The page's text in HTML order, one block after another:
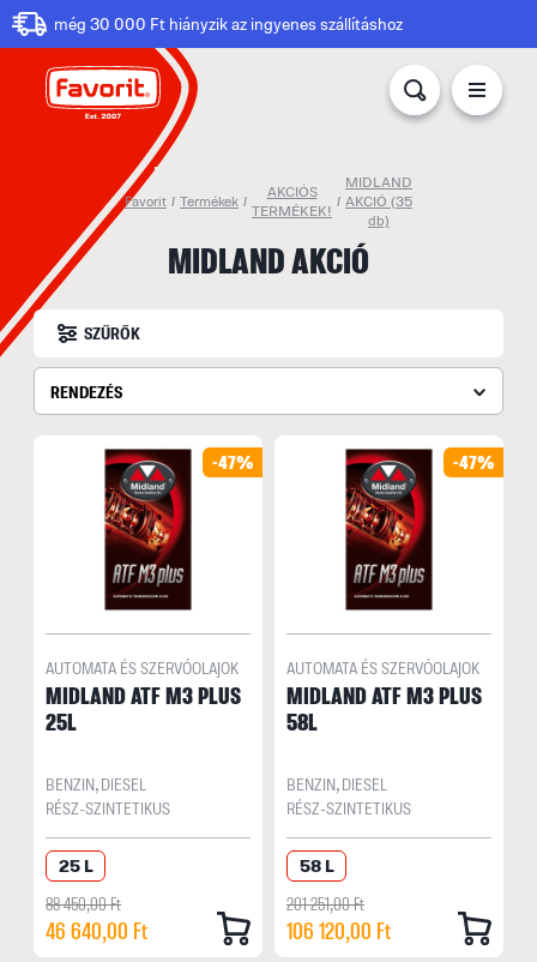
még 30 000 Ft hiányzik az ingyenes szállításhoz
Favorit / Termékek /
AKCIÓS
TERMÉKEK!
/
MIDLAND
AKCIÓ (35
db)
MIDLAND AKCIÓ
SZŰRŐK
RENDEZÉS
-47%
AUTOMATA ÉS SZERVÓOLAJOK
MIDLAND ATF M3 PLUS
25L
BENZIN, DIESEL
RÉSZ-SZINTETIKUS
25 L
88 450,00 Ft
46 640,00 Ft
-47%
AUTOMATA ÉS SZERVÓOLAJOK
MIDLAND ATF M3 PLUS
58L
BENZIN, DIESEL
RÉSZ-SZINTETIKUS
58 L
201 251,00 Ft
106 120,00 Ft